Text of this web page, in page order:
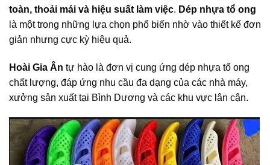
toàn, thoải mái và hiệu suất làm việc. Dép nhựa tổ ong
là một trong những lựa chọn phổ biến nhờ vào thiết kế đơn
giản nhưng cực kỳ hiệu quả.
Hoài Gia Ân tự hào là đơn vị cung ứng dép nhựa tổ ong
chất lượng, đáp ứng nhu cầu đa dạng của các nhà máy,
xưởng sản xuất tại Bình Dương và các khu vực lân cận.